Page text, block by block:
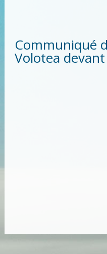
Communiqué
Volotea